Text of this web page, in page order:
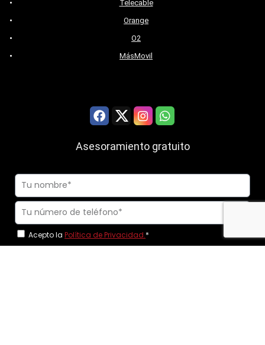
Telecable
Orange
O2
MásMovil
Asesoramiento gratuito
Acepto la Política de Privacidad.*